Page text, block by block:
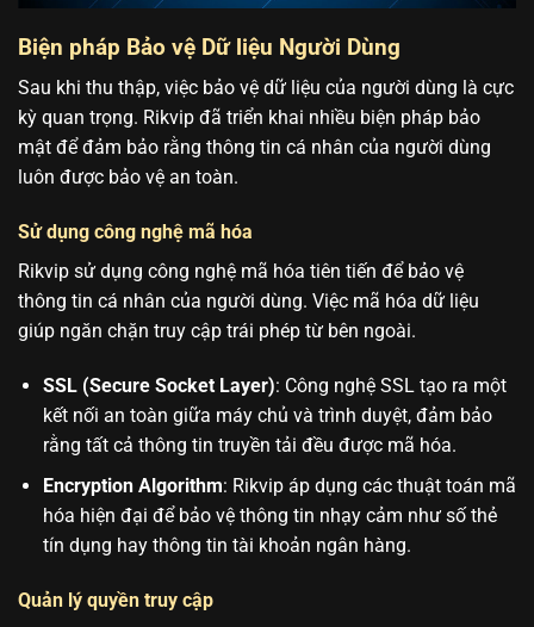
Biện pháp Bảo vệ Dữ liệu Người Dùng
Sau khi thu thập, việc bảo vệ dữ liệu của người dùng là cực
kỳ quan trọng. Rikvip đã triển khai nhiều biện pháp bảo
mật để đảm bảo rằng thông tin cá nhân của người dùng
luôn được bảo vệ an toàn.
Sử dụng công nghệ mã hóa
Rikvip sử dụng công nghệ mã hóa tiên tiến để bảo vệ
thông tin cá nhân của người dùng. Việc mã hóa dữ liệu
giúp ngăn chặn truy cập trái phép từ bên ngoài.
SSL (Secure Socket Layer): Công nghệ SSL tạo ra một
kết nối an toàn giữa máy chủ và trình duyệt, đảm bảo
rằng tất cả thông tin truyền tải đều được mã hóa.
Encryption Algorithm: Rikvip áp dụng các thuật toán mã
hóa hiện đại để bảo vệ thông tin nhạy cảm như số thẻ
tín dụng hay thông tin tài khoản ngân hàng.
Quản lý quyền truy cập